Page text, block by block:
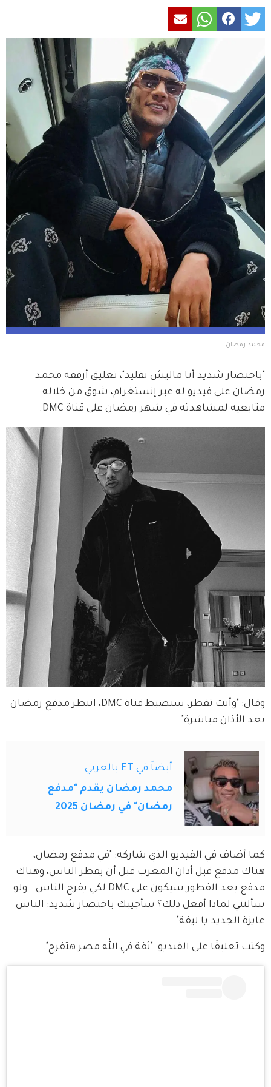
محمد رمضان
"باختصار شديد أنا ماليش تقليد"، تعليق أرفقه محمد
رمضان على فيديو له عبر إنستغرام، شوق من خلاله
متابعيه لمشاهدته في شهر رمضان على قناة DMC.
وقال: "وأنت تفطر، ستضبط قناة DMC، انتظر مدفع رمضان
بعد الأذان مباشرة".
أيضاً في ET بالعربي
محمد رمضان يقدم "مدفع
رمضان" في رمضان 2025
كما أضاف في الفيديو الذي شاركه: "في مدفع رمضان،
هناك مدفع قبل أذان المغرب قبل أن يفطر الناس، وهناك
مدفع بعد الفطور سيكون على DMC لكي يفرح الناس.. ولو
سألتني لماذا أفعل ذلك؟ سأجيبك باختصار شديد: الناس
عايزة الجديد يا ليفة".
وكتب تعليقًا على الفيديو: "ثقة في الله مصر هتفرح".